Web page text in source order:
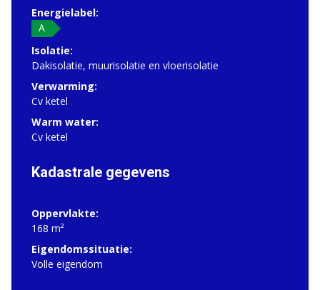
Energielabel:
A
Isolatie:
Dakisolatie, muurisolatie en vloerisolatie
Verwarming:
Cv ketel
Warm water:
Cv ketel
Kadastrale gegevens
Oppervlakte:
168 m²
Eigendomssituatie:
Volle eigendom